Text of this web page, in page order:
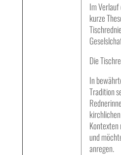
Im Verlauf
kurze
Die
In
Tradition
Kontexten
und
anregen.